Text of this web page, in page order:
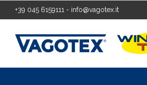
+39 045 6159111 - info@vagotex.it